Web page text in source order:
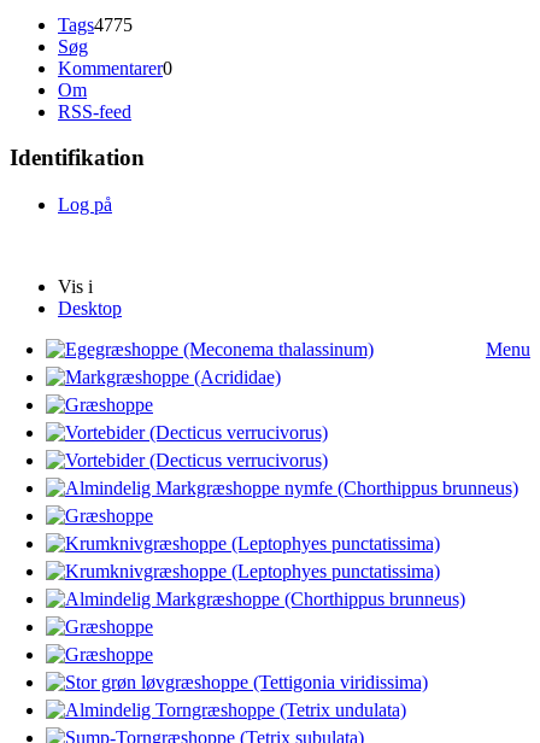
Tags4775
Søg
Kommentarer0
Om
RSS-feed
Identifikation
Log på
Vis i
Desktop
Menu